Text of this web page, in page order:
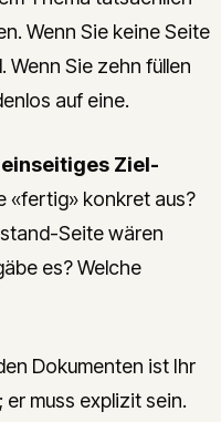
Wenn Sie keine Seite
Wenn Sie zehn füllen
auf eine.
einseitiges Ziel-
«fertig» konkret aus?
Seite wären
es? Welche
Dokumenten ist Ihr
er muss explizit sein.